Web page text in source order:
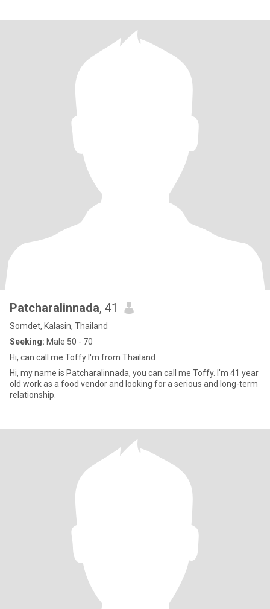
Patcharalinnada, 41
Somdet, Kalasin, Thailand
Seeking: Male 50 - 70
Hi, can call me Toffy I'm from Thailand
Hi, my name is Patcharalinnada, you can call me Toffy. I'm 41 year
old work as a food vendor and looking for a serious and long-term
relationship.